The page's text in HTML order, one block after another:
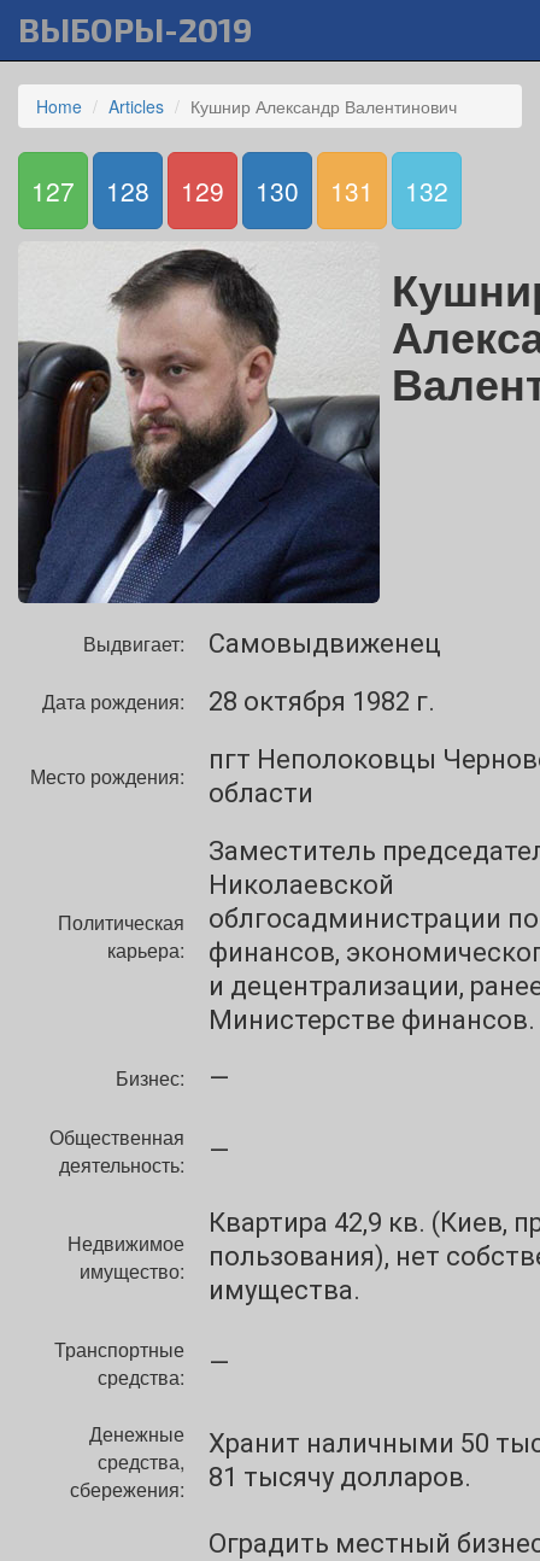
ВЫБОРЫ-2019
Home Articles Кушнир Александр Валентинович
127 128 129 130 131 132
Выдвигает: Самовыдвиженец
Дата рождения: 28 октября 1982 г.
Место рождения:
пгт Неполоковцы
области
Политическая
карьера:
Заместитель
Николаевской
облгосадминистрации
финансов,
и децентрализации,
Министерстве финансов.
Бизнес: —
Общественная
деятельность:
—
Недвижимое
имущество:
Квартира 42,9 кв. (Киев,
пользования), нет
имущества.
Транспортные
средства:
—
Денежные
средства,
сбережения:
Хранит наличными 50
81 тысячу долларов.
Оградить местный